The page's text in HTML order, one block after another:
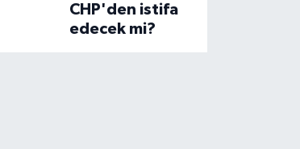
CHP'den istifa
edecek mi?